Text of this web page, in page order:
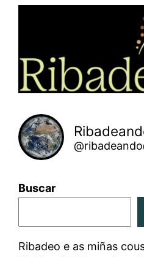
Buscar
Ribadeo e as miñas